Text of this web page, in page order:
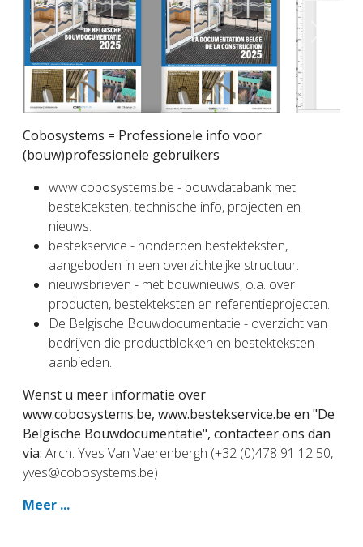
Previous
Cobosystems = Professionele info voor
(bouw)professionele gebruikers
www.cobosystems.be - bouwdatabank met
bestekteksten, technische info, projecten en
nieuws.
bestekservice - honderden bestekteksten,
aangeboden in een overzichteljke structuur.
nieuwsbrieven - met bouwnieuws, o.a. over
producten, bestekteksten en referentieprojecten.
De Belgische Bouwdocumentatie - overzicht van
bedrijven die productblokken en bestekteksten
aanbieden.
Wenst u meer informatie over
www.cobosystems.be, www.bestekservice.be en "De
Belgische Bouwdocumentatie", contacteer ons dan
via: Arch. Yves Van Vaerenbergh (+32 (0)478 91 12 50,
yves@cobosystems.be)
Meer ...